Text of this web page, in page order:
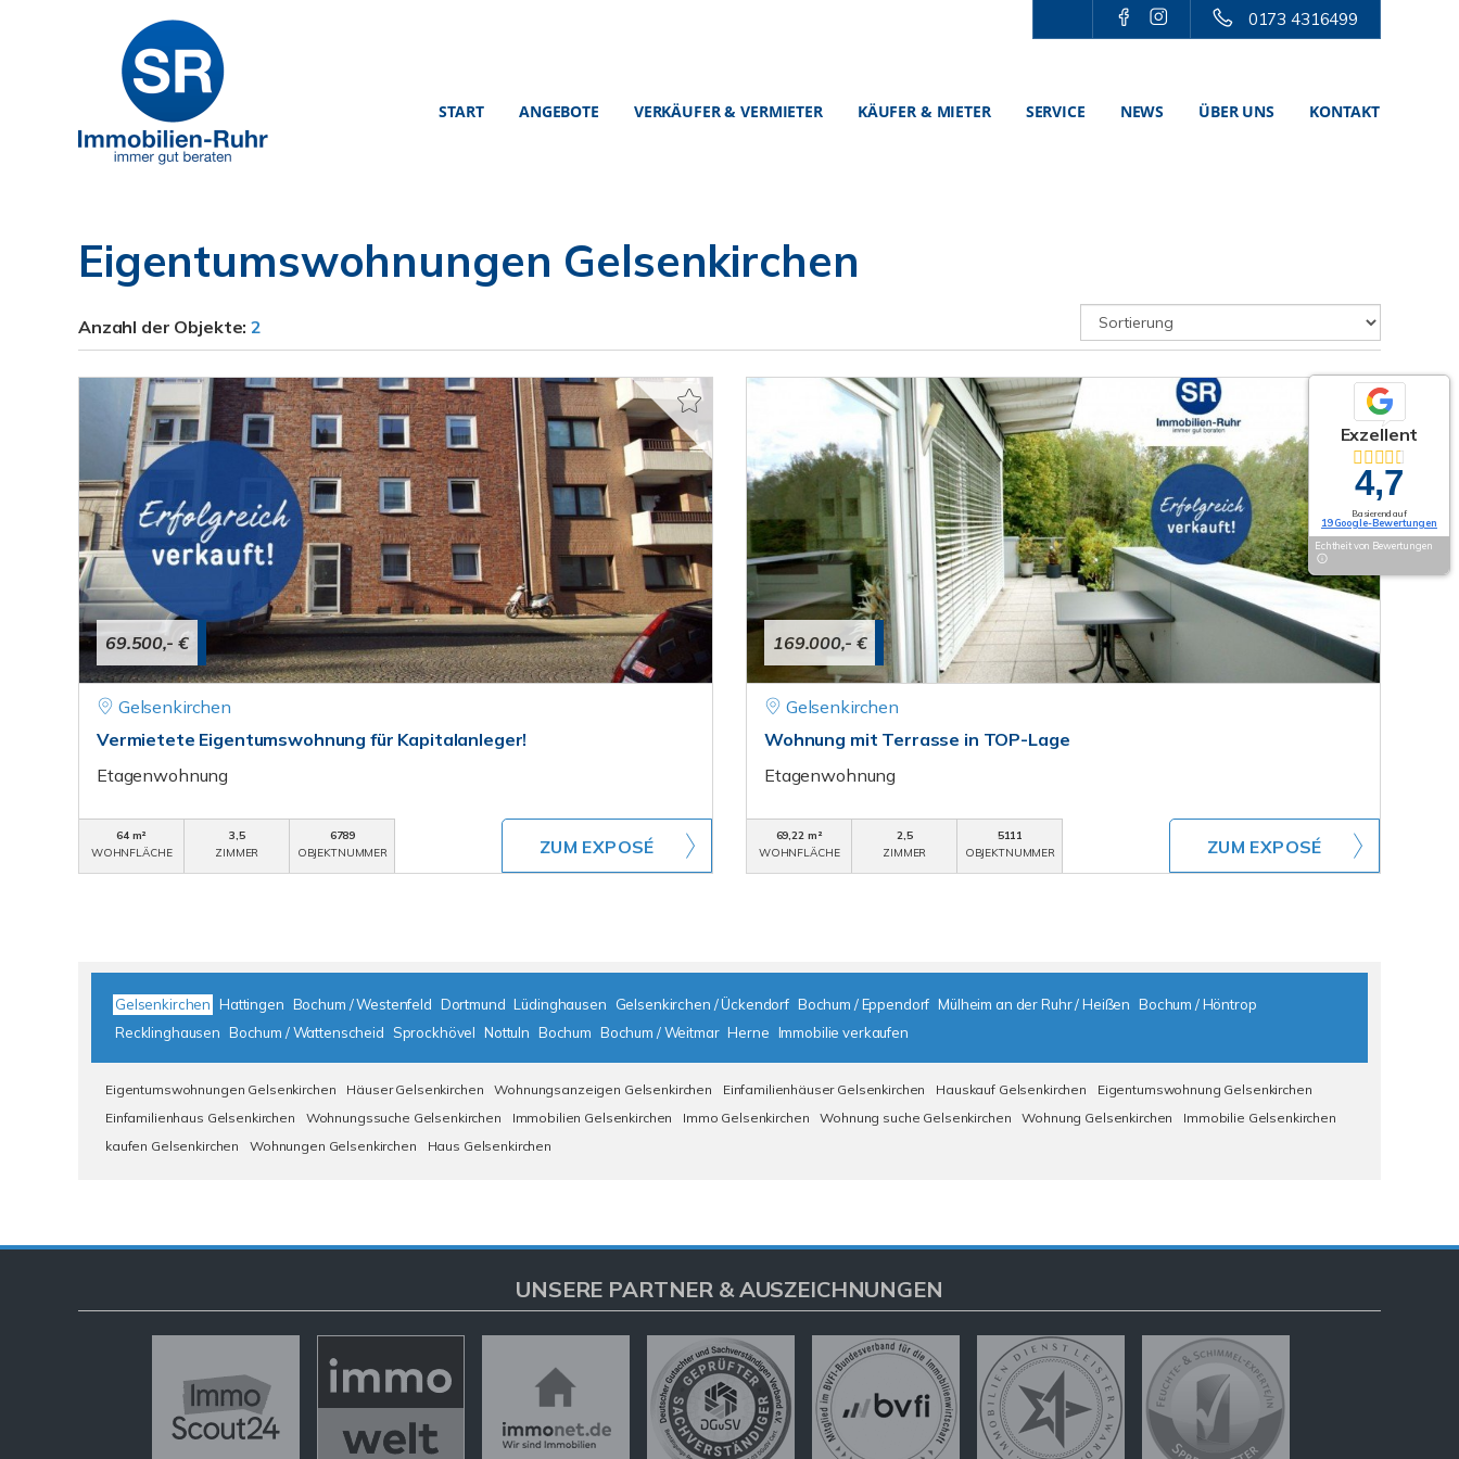
0173 4316499
START ANGEBOTE VERKÄUFER & VERMIETER KÄUFER & MIETER SERVICE NEWS ÜBER UNS KONTAKT
Eigentumswohnungen Gelsenkirchen
Anzahl der Objekte:2
69.500,- €
Gelsenkirchen
Vermietete Eigentumswohnung für Kapitalanleger!
Etagenwohnung
64 m²
WOHNFLÄCHE
3,5
ZIMMER
6789
OBJEKTNUMMER
ZUM EXPOSÉ
169.000,- €
Gelsenkirchen
Wohnung mit Terrasse in TOP-Lage
Etagenwohnung
69,22 m²
WOHNFLÄCHE
2,5
ZIMMER
5111
OBJEKTNUMMER
ZUM EXPOSÉ
Gelsenkirchen Hattingen Bochum / Westenfeld Dortmund Lüdinghausen Gelsenkirchen / Ückendorf Bochum / Eppendorf Mülheim an der Ruhr / Heißen Bochum / Höntrop
Recklinghausen Bochum / Wattenscheid Sprockhövel Nottuln Bochum Bochum / Weitmar Herne Immobilie verkaufen
Eigentumswohnungen Gelsenkirchen Häuser Gelsenkirchen Wohnungsanzeigen Gelsenkirchen Einfamilienhäuser Gelsenkirchen Hauskauf Gelsenkirchen
Eigentumswohnung Gelsenkirchen
Einfamilienhaus Gelsenkirchen
Wohnungssuche Gelsenkirchen Immobilien Gelsenkirchen Immo Gelsenkirchen Wohnung suche Gelsenkirchen Wohnung Gelsenkirchen
Immobilie Gelsenkirchen
kaufen Gelsenkirchen
Wohnungen Gelsenkirchen Haus Gelsenkirchen
Exzellent
4,7
Basierend auf
19 Google-Bewertungen
Echtheit von Bewertungen
UNSERE PARTNER & AUSZEICHNUNGEN